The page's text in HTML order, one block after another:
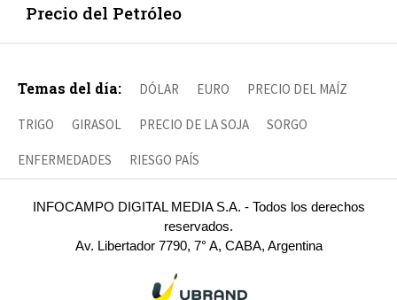
Precio del Petróleo
Temas del día: DÓLAR EURO PRECIO DEL MAÍZ
TRIGO GIRASOL PRECIO DE LA SOJA SORGO
ENFERMEDADES RIESGO PAÍS
INFOCAMPO DIGITAL MEDIA S.A. - Todos los derechos
reservados.
Av. Libertador 7790, 7° A, CABA, Argentina